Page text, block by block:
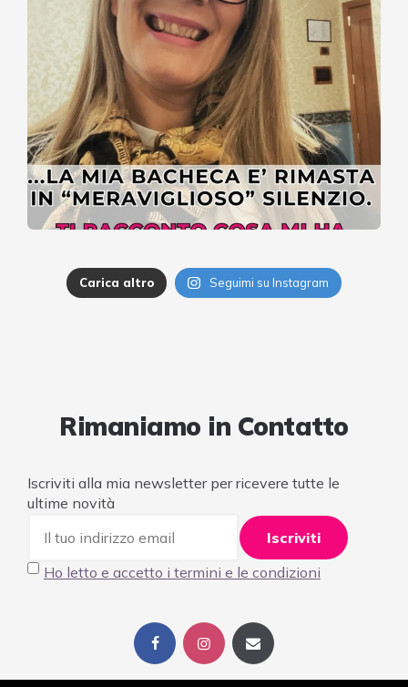
Carica altro Seguimi su Instagram
Rimaniamo in Contatto
Iscriviti alla mia newsletter per ricevere tutte le
ultime novità
Ho letto e accetto i termini e le condizioni